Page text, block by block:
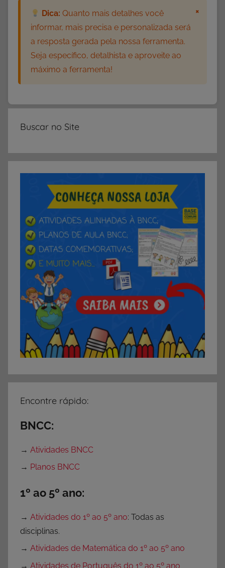
Dica: Quanto mais detalhes você
informar, mais precisa e personalizada será
a resposta gerada pela nossa ferramenta.
Seja específico, detalhista e aproveite ao
máximo a ferramenta!
×
Buscar no Site
Encontre rápido:
BNCC:
→ Atividades BNCC
→ Planos BNCC
1º ao 5º ano:
→ Atividades do 1º ao 5º ano: Todas as
disciplinas.
→ Atividades de Matemática do 1º ao 5º ano
→ Atividades de Português do 1º ao 5º ano